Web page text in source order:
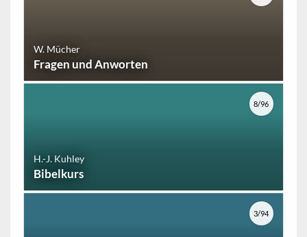
W. Mücher
Fragen und Anworten
H.-J. Kuhley
Bibelkurs
8/96
3/94